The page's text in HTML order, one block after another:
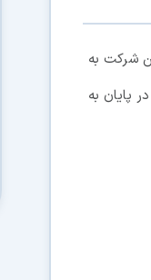
سهام این شرکت به
این کمپانی در پایان به